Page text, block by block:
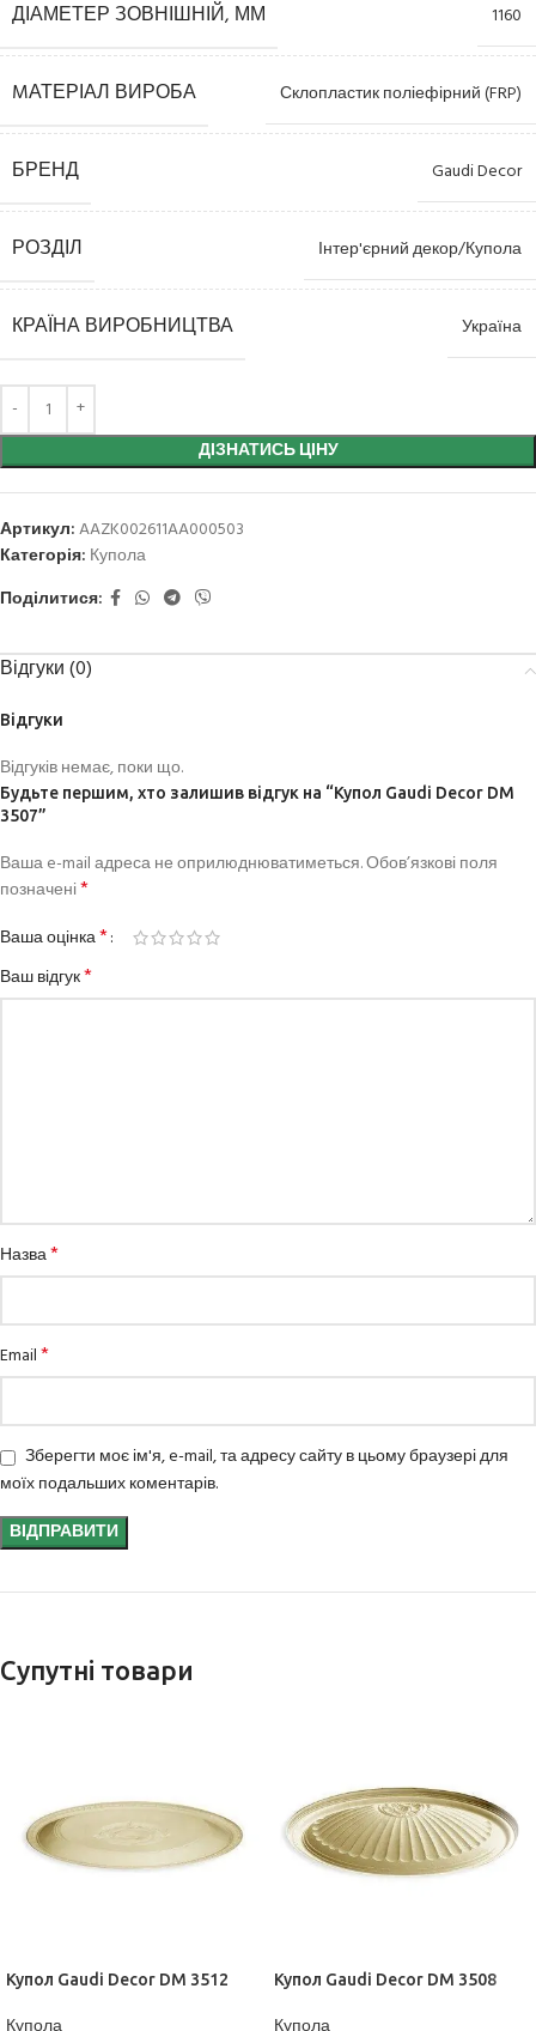
ДІАМЕТЕР ЗОВНІШНІЙ, ММ 1160
MАТЕРІАЛ ВИРОБА Склопластик поліефірний (FRP)
БРЕНД Gaudi Decor
РОЗДІЛ Інтер'єрний декор/Купола
КРАЇНА ВИРОБНИЦТВА Україна
ДІЗНАТИСЬ ЦІНУ
Артикул:AAZK002611AA000503
Категорія: Купола
Поділитися:
Відгуки (0)
Відгуки
Відгуків немає, поки що.
Будьте першим, хто залишив відгук на “Купол Gaudi Decor DM
3507”
Ваша e-mail адреса не оприлюднюватиметься.Обов’язкові поля
позначені*
Ваша оцінка*
Ваш відгук*
Назва*
Email*
Зберегти моє ім'я, e-mail, та адресу сайту в цьому браузері для
моїх подальших коментарів.
Супутні товари
Купол Gaudi Decor DM 3512 Купол Gaudi Decor DM 3508